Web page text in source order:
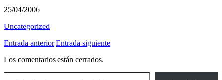
25/04/2006
Uncategorized
Entrada anterior Entrada siguiente
Los comentarios están cerrados.
Escribe tu correo electrónico…